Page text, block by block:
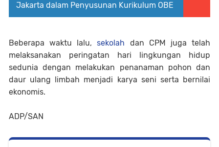
Jakarta dalam Penyusunan Kurikulum OBE
Beberapa waktu lalu,sekolah dan CPM juga telah
melaksanakan peringatan hari lingkungan hidup
sedunia dengan melakukan penanaman pohon dan
daur ulang limbah menjadi karya seni serta bernilai
ekonomis.
ADP/SAN